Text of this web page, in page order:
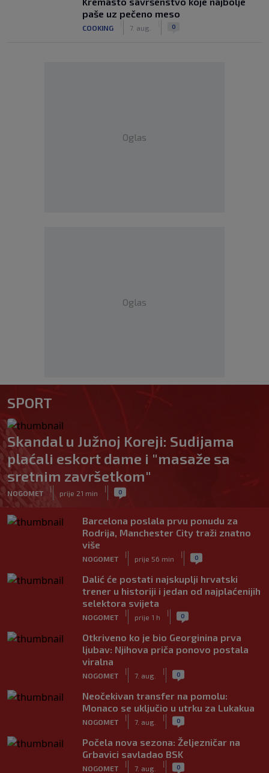
paše uz pečeno meso
COOKING 7. aug. 0
Oglas
Oglas
SPORT
Skandal u Južnoj Koreji: Sudijama
plaćali eskort dame i "masaže sa
sretnim završetkom"
NOGOMET
|
prije 21 min
| 0
Barcelona poslala prvu ponudu za
Rodrija, Manchester City traži znatno
više
NOGOMET
|
prije 56 min
| 0
Dalić će postati najskuplji hrvatski
trener u historiji i jedan od najplaćenijih
selektora svijeta
NOGOMET
|
prije 1 h
| 0
Otkriveno ko je bio Georginina prva
ljubav: Njihova priča ponovo postala
viralna
NOGOMET
|
7. aug.
| 0
Neočekivan transfer na pomolu:
Monaco se uključio u utrku za Lukakua
NOGOMET
|
7. aug.
| 0
Počela nova sezona: Željezničar na
Grbavici savladao BSK
NOGOMET
|
7. aug.
| 0